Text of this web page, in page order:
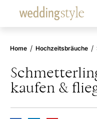
Home / Hochzeitsbräuche /
kaufen &